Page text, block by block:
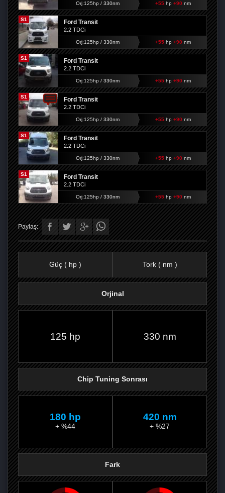
Orj:125hp / 330nm +55hp +90 nm
S1 Ford Transit
2.2 TDCi
Orj:125hp / 330nm +55hp +90 nm
S1 Ford Transit
2.2 TDCi
Orj:125hp / 330nm +55hp +90 nm
S1 Ford Transit
2.2 TDCi
Orj:125hp / 330nm +55hp +90 nm
S1 Ford Transit
2.2 TDCi
Orj:125hp / 330nm +55hp +90 nm
S1 Ford Transit
2.2 TDCi
Orj:125hp / 330nm +55hp +90 nm
Paylaş:
Güç ( hp ) Tork ( nm )
Orjinal
125 hp 330 nm
Chip Tuning Sonrası
180 hp
+ %44
420 nm
+ %27
Fark